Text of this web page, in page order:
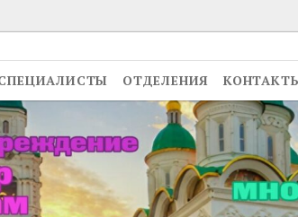
ОТДЕЛЕНИЯ